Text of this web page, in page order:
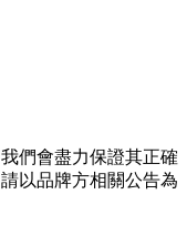
們會盡力保證其正確
以品牌方相關公告為